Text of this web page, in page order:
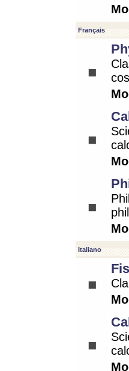
Français
Italiano